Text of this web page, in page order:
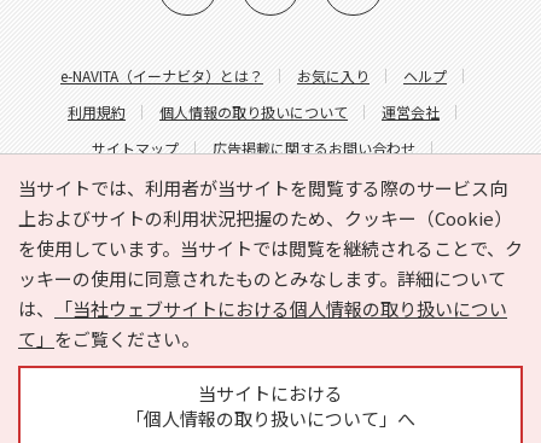
当サイトでは、利用者が当サイトを閲覧する際のサービス向
上およびサイトの利用状況把握のため、クッキー（Cookie）
を使用しています。当サイトでは閲覧を継続されることで、ク
ッキーの使用に同意されたものとみなします。詳細について
は、
「当社ウェブサイトにおける個人情報の取り扱いについ
て」 をご覧ください。
当サイトにおける
「個人情報の取り扱いについて」へ
e-NAVITA（イーナビタ）とは？ お気に入り
ヘルプ
利用規約
個人情報の取り扱いについて
運営会社
サイトマップ
広告掲載に関するお問い合わせ
サイトの内容に関するお問い合わせ
Copyright © HYOJITO.Co.,Ltd. All Rights Reserved.